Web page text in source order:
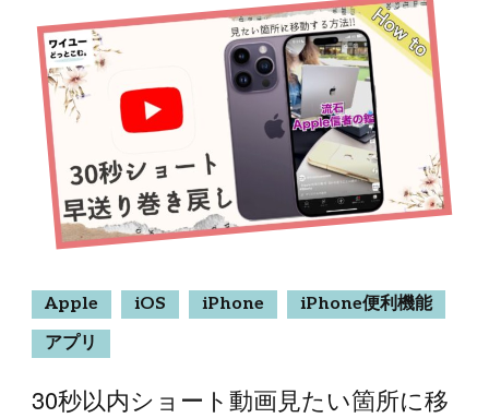
Apple iOS iPhone
iPhone便利機能
アプリ
30秒以内ショート動画見たい箇所に移